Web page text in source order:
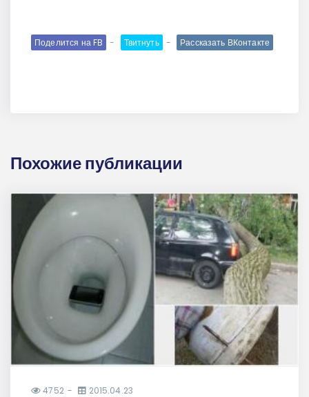
Поделится на FB Твитнуть Рассказать ВКонтакте
Похожие публикации
4752 2015.04.23